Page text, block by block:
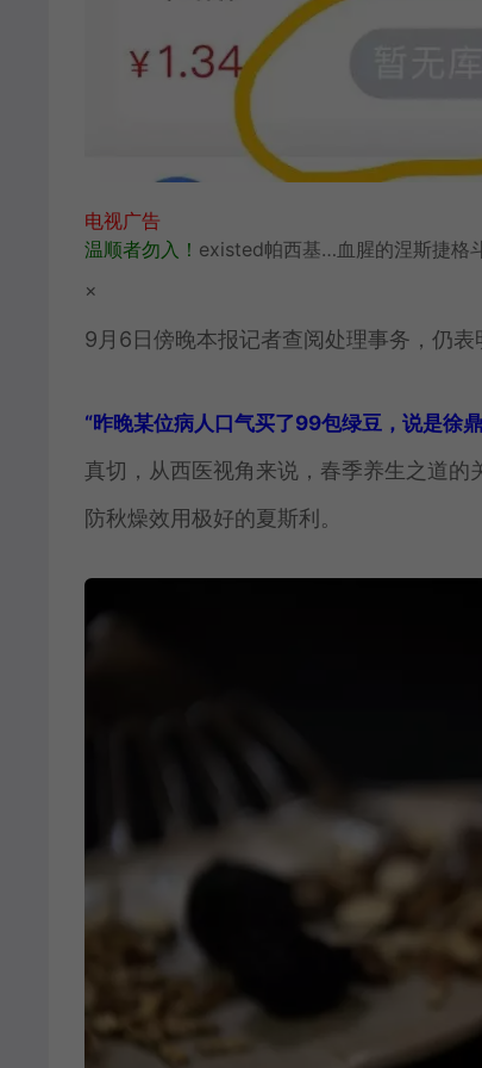
电视广告
温顺者勿入！ existed帕西基…血腥的涅斯捷格
×
9月6日傍晚本报记者查阅处理事务，仍表
“昨晚某位病人口气买了99包绿豆，说是徐
真切，从西医视角来说，春季养生之道
防秋燥效用极好的夏斯利。